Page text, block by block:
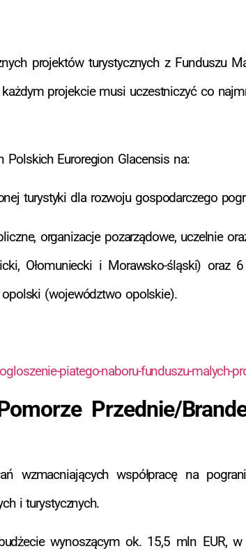
projektów turystycznych z Funduszu
projekcie musi uczestniczyć co
Polskich Euroregion Glacensis na:
turystyki dla rozwoju gospodarczego
organizacje pozarządowe, uczelnie
Ołomuniecki i Morawsko-śląski)
(województwo opolskie).
piatego-naboru-funduszu-malych-
Przednie/
współpracę na
i turystycznych.
wynoszącym ok. 15,5 mln EUR,